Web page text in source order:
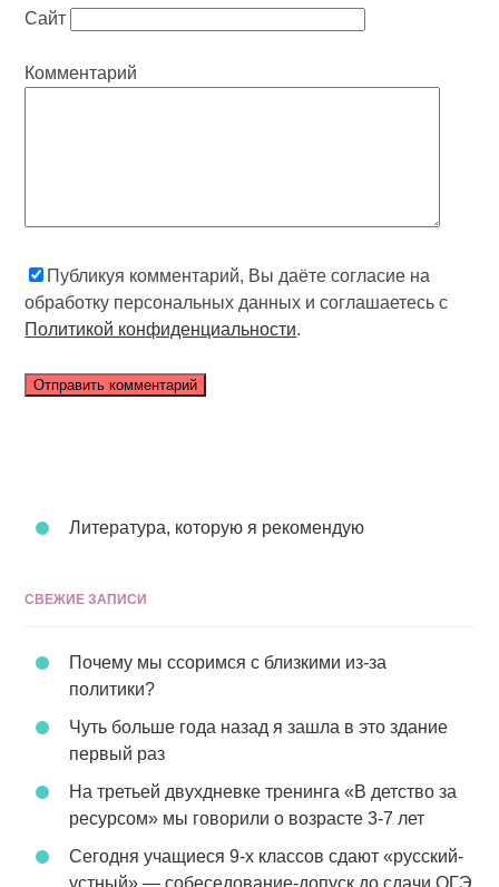
Сайт
Комментарий
Публикуя комментарий, Вы даёте согласие на
обработку персональных данных и соглашаетесь с
Политикой конфиденциальности.
Литература, которую я рекомендую
СВЕЖИЕ ЗАПИСИ
Почему мы ссоримся с близкими из-за
политики?
Чуть больше года назад я зашла в это здание
первый раз
На третьей двухдневке тренинга «В детство за
ресурсом» мы говорили о возрасте 3-7 лет
Сегодня учащиеся 9-х классов сдают «русский-